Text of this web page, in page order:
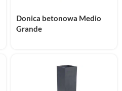
Donica betonowa Medio
Grande